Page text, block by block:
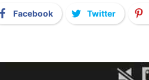
Facebook Twitter